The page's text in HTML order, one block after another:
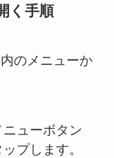
く手順
のメニューか
ューボタン
プします。